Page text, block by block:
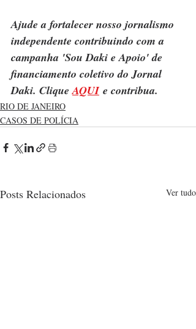
Ajude a fortalecer nosso jornalismo
independente contribuindo com a
campanha 'Sou Daki e Apoio' de
financiamento coletivo do Jornal
Daki. Clique AQUI e contribua.
RIO DE JANEIRO
CASOS DE POLÍCIA
Posts Relacionados Ver tudo